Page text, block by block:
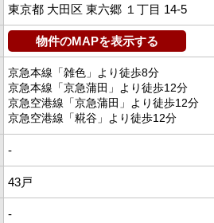
東京都 大田区 東六郷 １丁目 14-5
物件のMAPを表示する
京急本線「雑色」より徒歩8分
京急本線「京急蒲田」より徒歩12分
京急空港線「京急蒲田」より徒歩12分
京急空港線「糀谷」より徒歩12分
-
43戸
-